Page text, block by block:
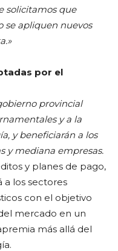
solicitamos que
se apliquen nuevos
por el
provincial
y a la
y beneficiarán a los
y mediana empresas.
y planes de pago,
a los sectores
con el objetivo
mercado en un
más allá del